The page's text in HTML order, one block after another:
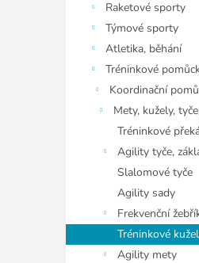
Raketové sporty
Týmové sporty
Atletika, běhání
Tréninkové
Koordinační
Mety, kužely,
Tréninkové
Agility tyče,
Slalomové tyče
Agility sady
Frekvenční
Tréninkové
Agility mety